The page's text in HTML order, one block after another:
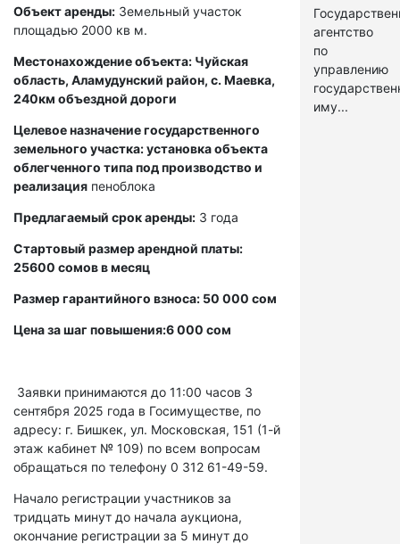
Объект аренды: Земельный участок
площадью 2000 кв м.
Местонахождение объекта: Чуйская
область, Аламудунский район, с. Маевка,
240км объездной дороги
Целевое назначение государственного
земельного участка: установка объекта
облегченного типа под производство и
реализация пеноблока
Предлагаемый срок аренды: 3 года
Стартовый размер арендной платы:
25600 сомов в месяц
Размер гарантийного взноса: 50 000 сом
Цена за шаг повышения:6 000 сом
Заявки принимаются до 11:00 часов 3
сентября 2025 года в Госимуществе, по
адресу: г. Бишкек, ул. Московская, 151 (1-й
этаж кабинет № 109) по всем вопросам
обращаться по телефону 0 312 61-49-59.
Начало регистрации участников за
тридцать минут до начала аукциона,
окончание регистрации за 5 минут до
агентство
по
управлению
иму...